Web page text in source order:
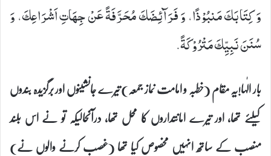
وَ كِتَابَكَ مَنبُوْذًا، وَ فَرَآئِضَكَ مُحَرَّفَةً عَنْ جِهَاتِ اَشْرَاعِكَ، وَ
سُنَنَ نَبِیِّكَ مَتْرُوْكَةً.
بار الٰہا!یہ مقام (خطبہ و امامت نماز جمعہ) تیرے جانشینوں اور برگزیدہ بندوں
کیلئے تھا، اور تیرے امانتداروں کا محل تھا، درآنحالیکہ تو نے اس بلند
منصب کے ساتھ انہیں مخصوص کیا تھا (غصب کرنے والوں نے)